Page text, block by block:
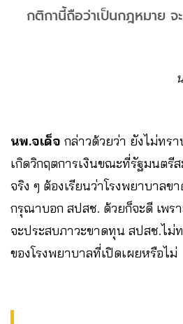
กติกานี้ถือว่าเป็นกฎหมาย
นพ.จเด็จ กล่าวด้วยว่า ยังไม่ทร
เกิดวิกฤตการเงินขณะที่รัฐมนตรี
จริง ๆ ต้องเรียนว่าโรงพยาบาล
กรุณาบอก สปสช. ด้วยก็จะดี เพร
จะประสบภาวะขาดทุน สปสช.ไม่
ของโรงพยาบาลที่เปิดเผยหรือไม่